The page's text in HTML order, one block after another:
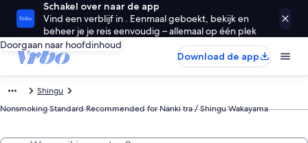
Schakel over naar de app
Vind een verblijf in . Eenmaal geboekt, bekijk en
beheer je je reis eenvoudig – allemaal op één plek
Doorgaan naar hoofdinhoud
Download de app
Shingu
Nonsmoking Standard Recommended for Nanki tra / Shingu Wakayama